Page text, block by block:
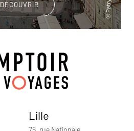
DÉCOUVRIR
Lille